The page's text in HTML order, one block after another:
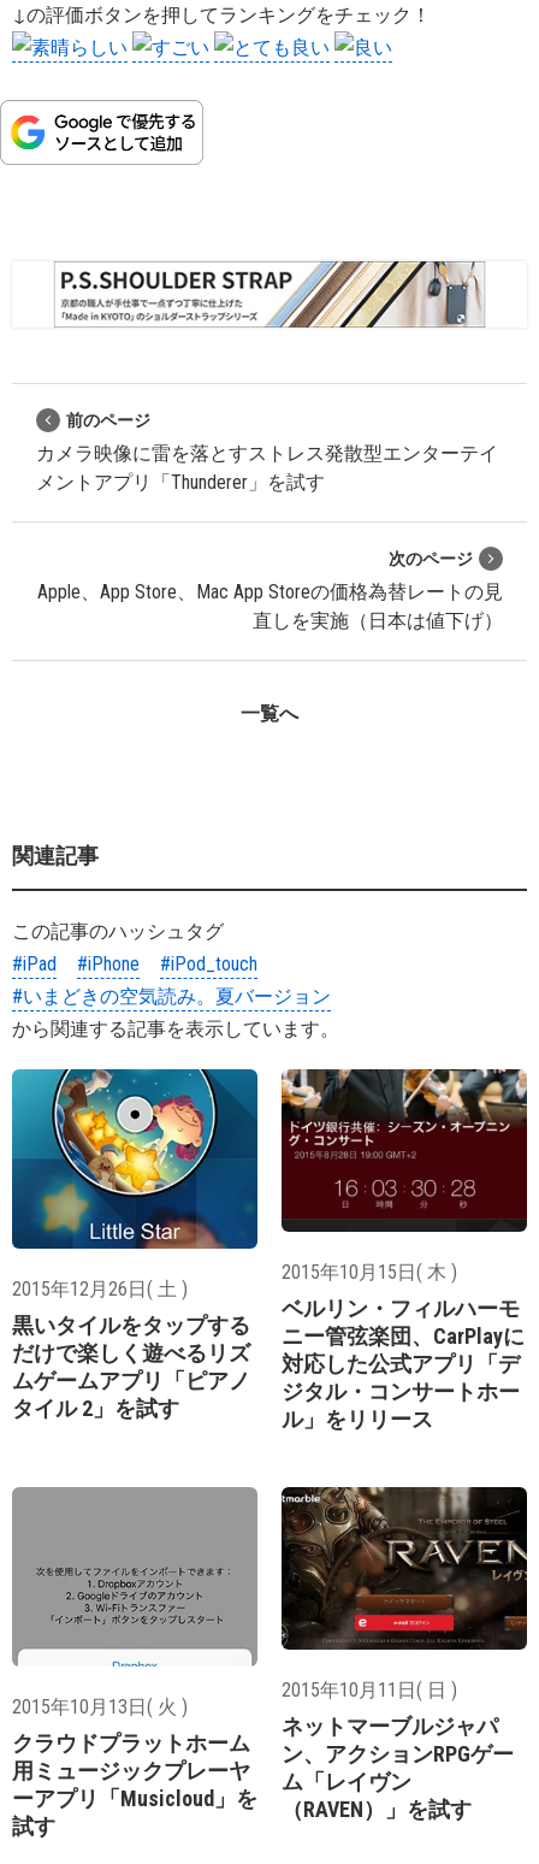
↓の評価ボタンを押してランキングをチェック！
前のページ
カメラ映像に雷を落とすストレス発散型エンターテイ
メントアプリ「Thunderer」を試す
次のページ
Apple、App Store、Mac App Storeの価格為替レートの見
直しを実施（日本は値下げ）
一覧へ
関連記事
この記事のハッシュタグ
#iPad
#iPhone
#iPod_touch
#いまどきの空気読み。夏バージョン
から関連する記事を表示しています。
2015年12月26日( 土 )
黒いタイルをタップする
だけで楽しく遊べるリズ
ムゲームアプリ「ピアノ
タイル 2」を試す
2015年10月15日( 木 )
ベルリン・フィルハーモ
ニー管弦楽団、CarPlayに
対応した公式アプリ「デ
ジタル・コンサートホー
ル」をリリース
2015年10月13日( 火 )
クラウドプラットホーム
用ミュージックプレーヤ
ーアプリ「Musicloud」を
試す
2015年10月11日( 日 )
ネットマーブルジャパ
ン、アクションRPGゲー
ム「レイヴン
（RAVEN）」を試す